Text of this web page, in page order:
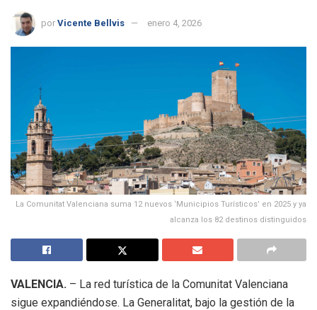
por Vicente Bellvis enero 4, 2026
La Comunitat Valenciana suma 12 nuevos ‘Municipios Turísticos’ en 2025 y ya
alcanza los 82 destinos distinguidos
VALENCIA. – La red turística de la Comunitat Valenciana
sigue expandiéndose. La Generalitat, bajo la gestión de la